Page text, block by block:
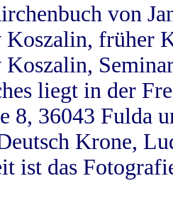
von
Koszalin, früher
Koszalin,
liegt in der
8, 36043 Fulda
Krone,
ist das